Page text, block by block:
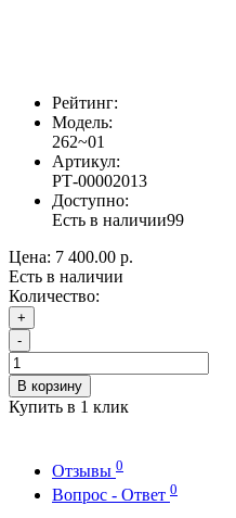
Рейтинг:
Модель:
262~01
Артикул:
РТ-00002013
Доступно:
Есть в наличии99
Цена: 7 400.00 р.
Есть в наличии
Количество:
+
-
В корзину
Купить в 1 клик
Отзывы 0
Вопрос - Ответ 0